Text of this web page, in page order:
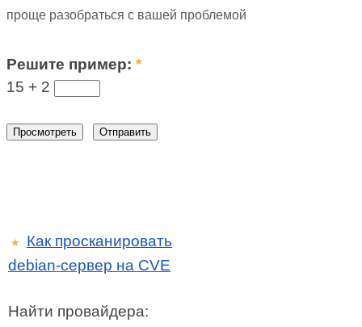
проще разобраться с вашей проблемой
Решите пример:*
15 + 2
★
Как просканировать
debian-сервер на CVE
Найти провайдера: